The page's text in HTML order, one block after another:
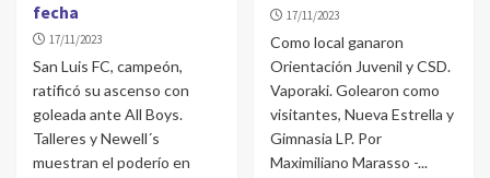
fecha
17/11/2023
San Luis FC, campeón,
ratificó su ascenso con
goleada ante All Boys.
Talleres y Newell´s
muestran el poderío en
17/11/2023
Como local ganaron
Orientación Juvenil y CSD.
Vaporaki. Golearon como
visitantes, Nueva Estrella y
Gimnasia LP. Por
Maximiliano Marasso -...